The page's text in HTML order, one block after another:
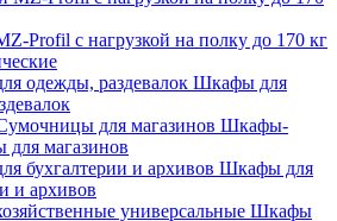
Profil с нагрузкой на полку до 170 кг
Шкафы для
Шкафы-
магазинов
Шкафы для
и архивов
Шкафы